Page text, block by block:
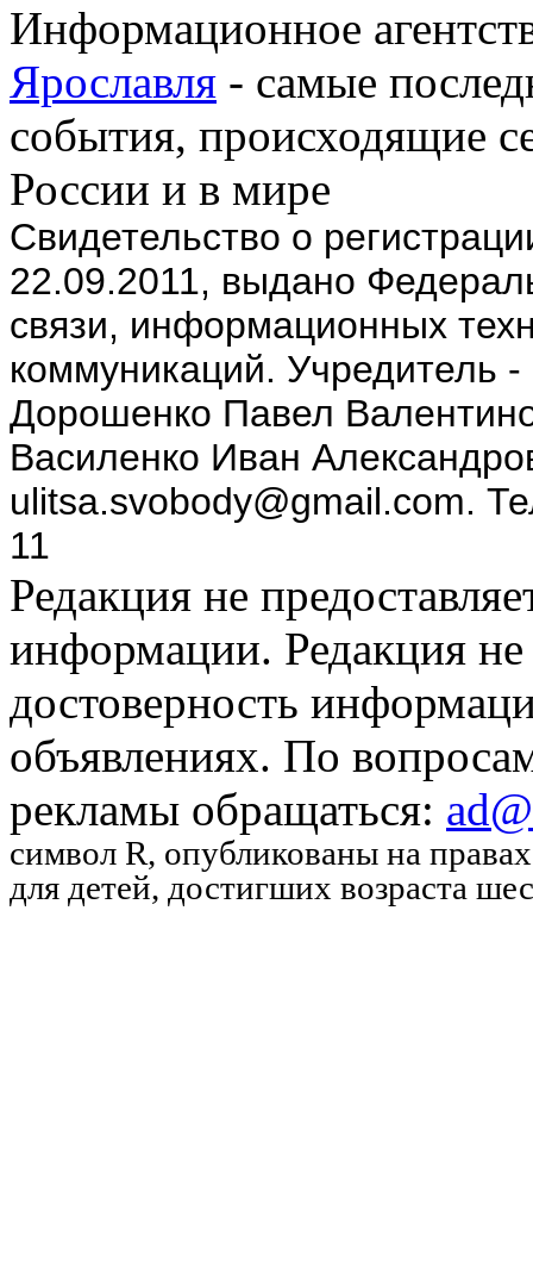
Информационное
Ярославля - самые
события, происходящие
России и в мире
Cвидетельство о
22.09.2011, выдано
связи, информационных
коммуникаций.
Дорошенко Павел
Василенко Иван
ulitsa.svobody@gmail.com.
11
Редакция не
информации. Редакция не
достоверность
объявлениях. По
рекламы обращаться:
символ R, опубликованы на
для детей, достигших возраста